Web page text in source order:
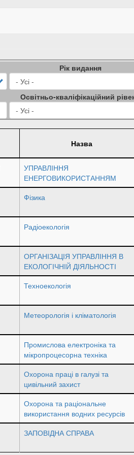
Рік видання
Освітньо-кваліфікаційний
Назва
УПРАВЛІННЯ
ЕНЕРГОВИКОРИСТАННЯМ
Фізика
Радіоекологія
ОРГАНІЗАЦІЯ УПРАВЛІННЯ В
ЕКОЛОГІЧНІЙ ДІЯЛЬНОСТІ
Техноекологія
Метеорологія і кліматологія
Промислова електроніка та
мікропроцесорна техніка
Охорона праці в галузі та
цивільний захист
Охорона та раціональне
використання водних ресурсів
ЗАПОВІДНА СПРАВА